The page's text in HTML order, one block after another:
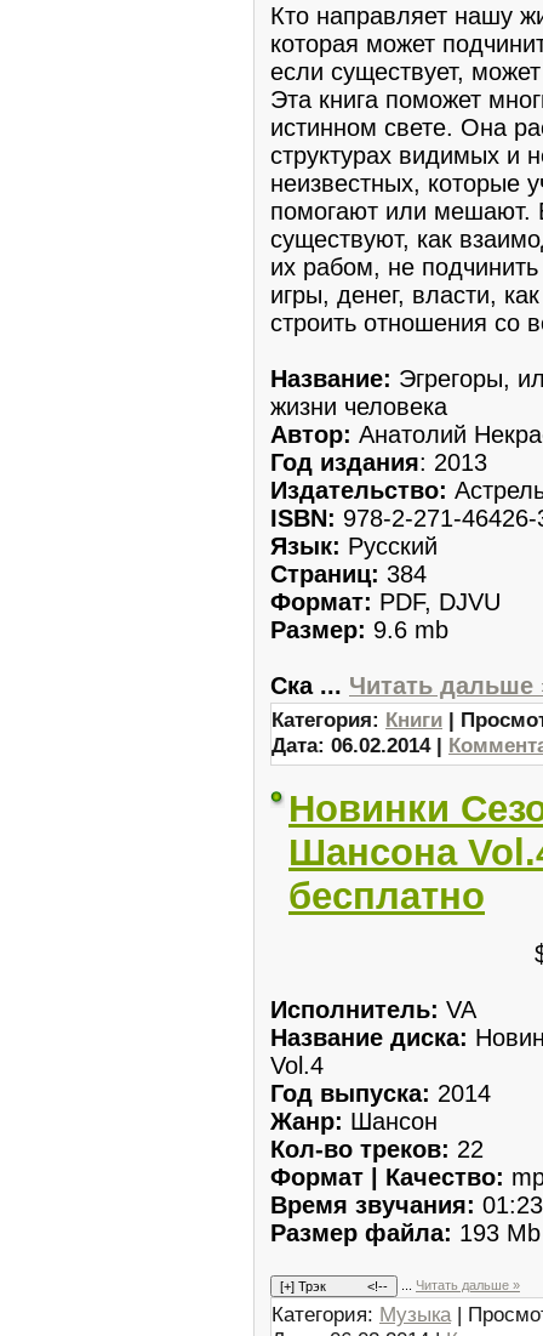
Кто направляет нашу
которая может
если существует,
Эта книга поможет
истинном свете. Она
структурах видимых и
неизвестных, которые
помогают или мешают.
существуют, как
их рабом, не
игры, денег, власти,
строить отношения со
Название: Эгрегоры,
жизни человека
Автор: Анатолий
Год издания: 2013
Издательство:
ISBN: 978-2-271-46426-
Язык: Русский
Страниц: 384
Формат: PDF, DJVU
Размер: 9.6 mb
Ска ... Читать дальше
Категория: Книги |
Дата: 06.02.2014|
Новинки
Шансона
бесплатно
Исполнитель: VA
Название диска:
Vol.4
Год выпуска: 2014
Жанр: Шансон
Кол-во треков: 22
Формат | Качество:
Время звучания:
Размер файла: 193 Mb
Читать дальше »
Категория: Музыка |